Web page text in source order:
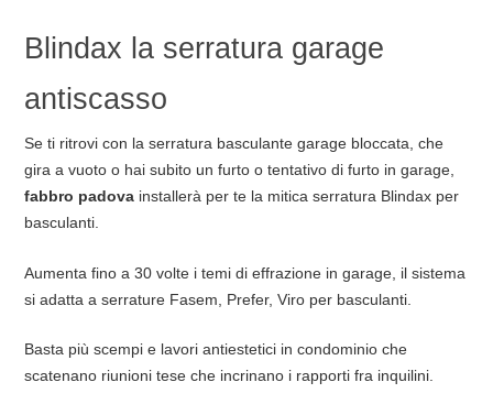
Blindax la serratura garage
antiscasso
Se ti ritrovi con la serratura basculante garage bloccata, che
gira a vuoto o hai subito un furto o tentativo di furto in garage,
fabbro padovainstallerà per te la mitica serratura Blindax per
basculanti.
Aumenta fino a 30 volte i temi di effrazione in garage, il sistema
si adatta a serrature Fasem, Prefer, Viro per basculanti.
Basta più scempi e lavori antiestetici in condominio che
scatenano riunioni tese che incrinano i rapporti fra inquilini.